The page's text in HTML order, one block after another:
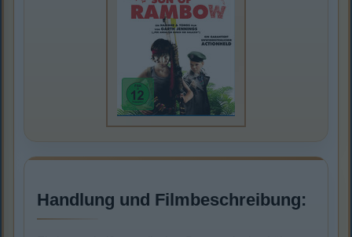
Handlung und Filmbeschreibung: